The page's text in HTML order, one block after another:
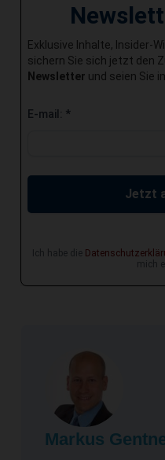
Exklusive Inhalte, Insider-
sichern Sie sich jetzt den
Newsletter und seien Sie
E-mail: *
Jetzt
Ich habe die
mich
Markus